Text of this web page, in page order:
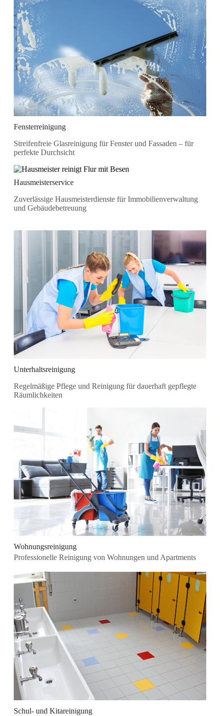
Fensterreinigung
Streifenfreie Glasreinigung für Fenster und Fassaden – für
perfekte Durchsicht
Hausmeisterservice
Zuverlässige Hausmeisterdienste für Immobilienverwaltung
und Gebäudebetreuung
Unterhaltsreinigung
Regelmäßige Pflege und Reinigung für dauerhaft gepflegte
Räumlichkeiten
Wohnungsreinigung
Professionelle Reinigung von Wohnungen und Apartments
Schul- und Kitareinigung